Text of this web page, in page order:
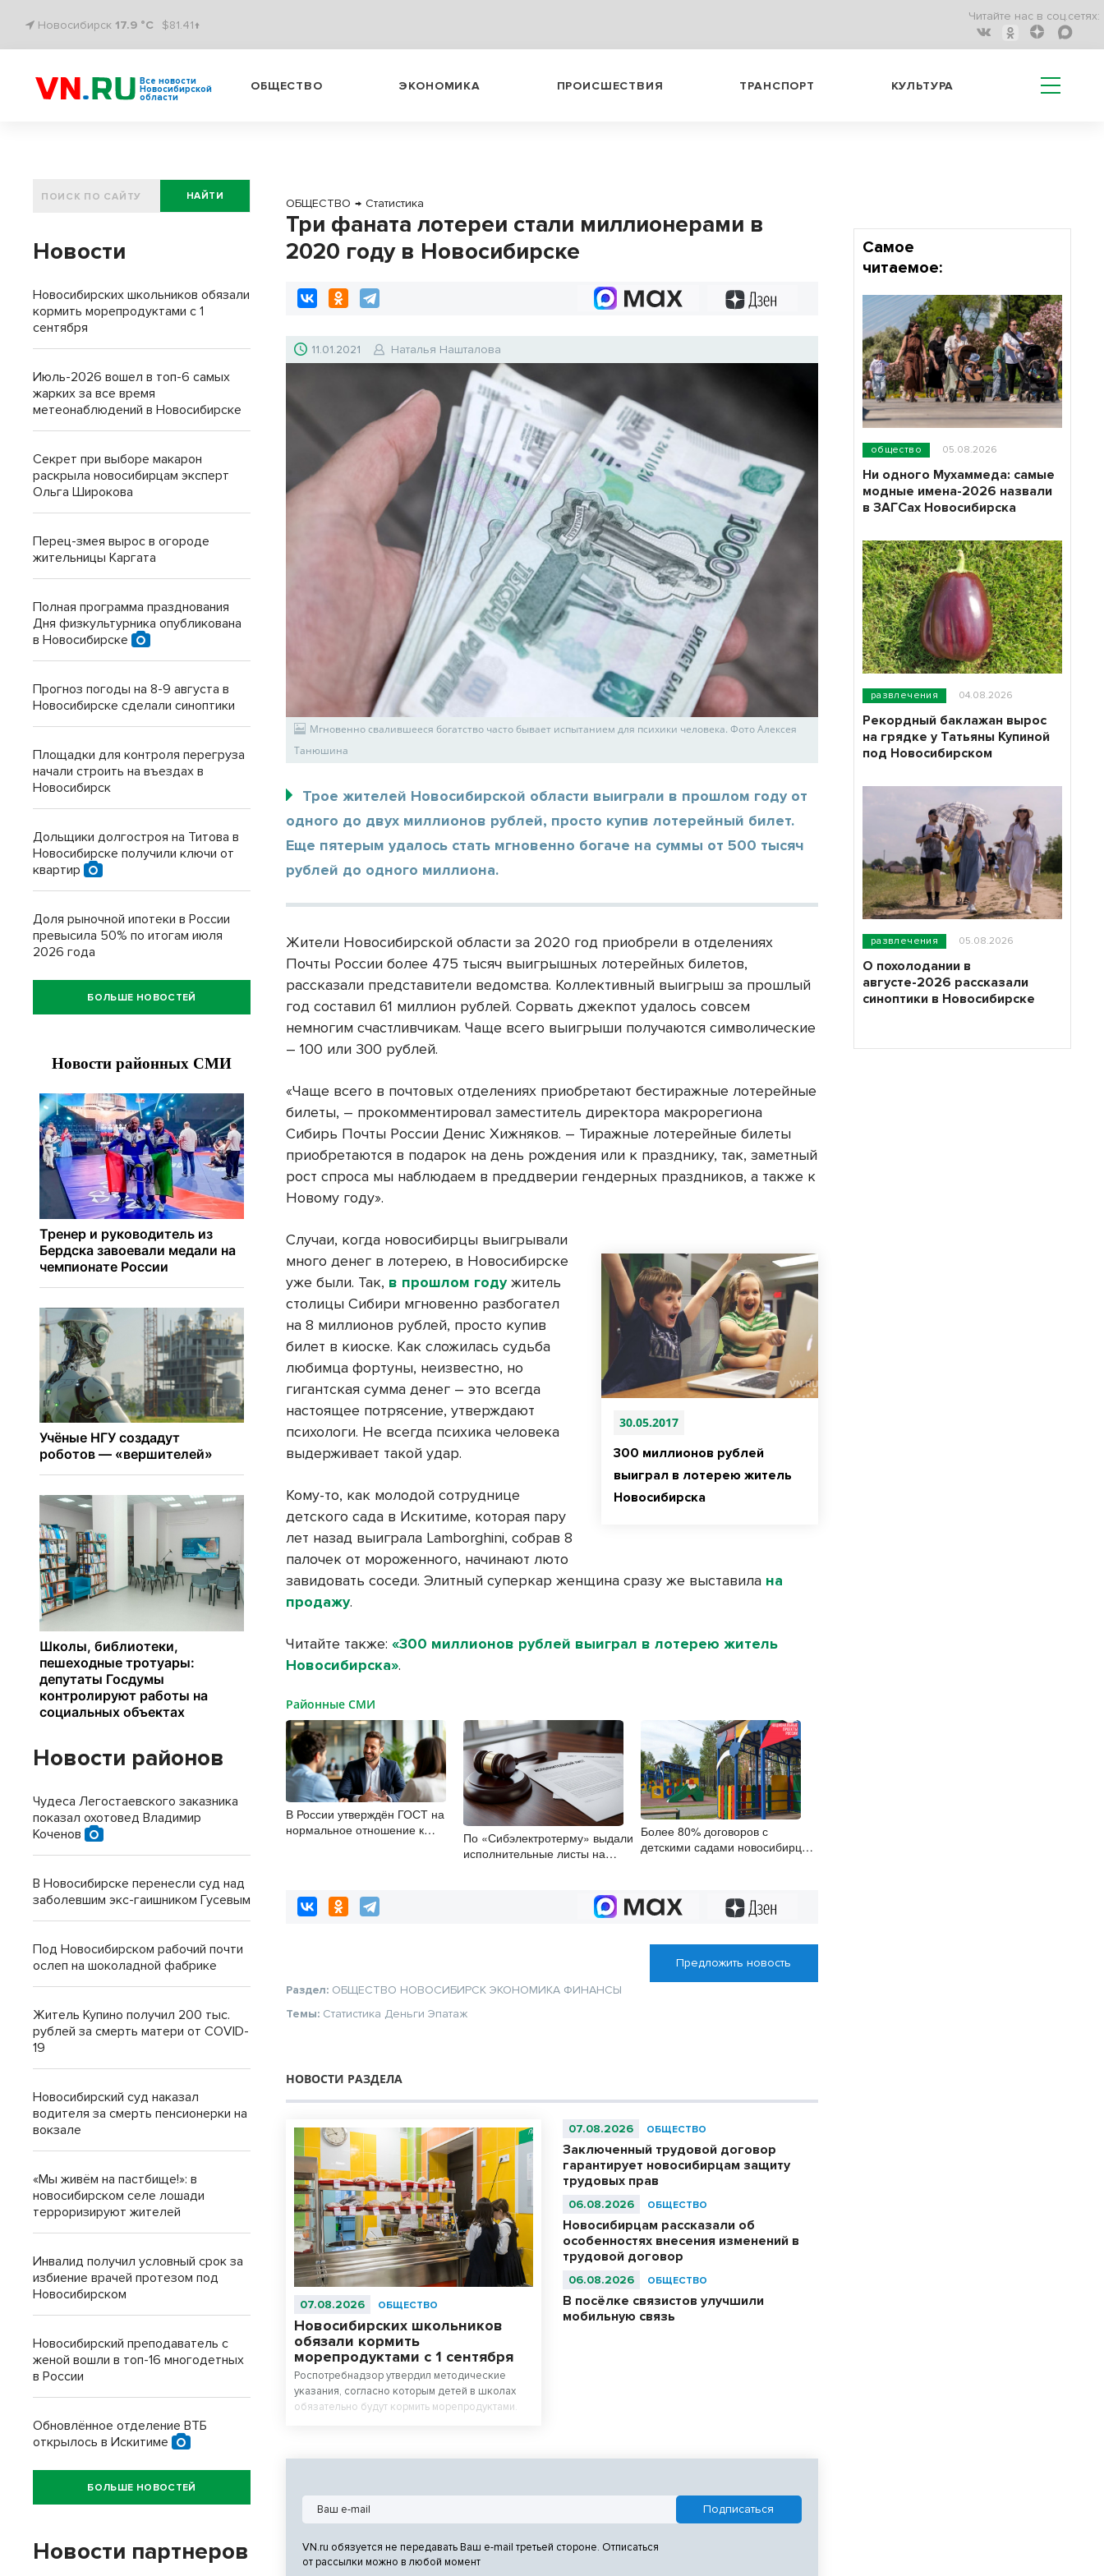
Новосибирск 17.9 °C $81.41↑
Читайте нас в соц.сетях:
Все новости
Новосибирской
области
ОБЩЕСТВО ЭКОНОМИКА ПРОИСШЕСТВИЯ ТРАНСПОРТ КУЛЬТУРА
ОБЩЕСТВО → Статистика
Три фаната лотереи стали миллионерами в
2020 году в Новосибирске
11.01.2021 Наталья Нашталова
Мгновенно свалившееся богатство часто бывает испытанием для психики человека. Фото Алексея
Танюшина
Трое жителей Новосибирской области выиграли в прошлом году от
одного до двух миллионов рублей, просто купив лотерейный билет.
Еще пятерым удалось стать мгновенно богаче на суммы от 500 тысяч
рублей до одного миллиона.
Жители Новосибирской области за 2020 год приобрели в отделениях
Почты России более 475 тысяч выигрышных лотерейных билетов,
рассказали представители ведомства. Коллективный выигрыш за прошлый
год составил 61 миллион рублей. Сорвать джекпот удалось совсем
немногим счастливчикам. Чаще всего выигрыши получаются символические
– 100 или 300 рублей.
«Чаще всего в почтовых отделениях приобретают бестиражные лотерейные
билеты, – прокомментировал заместитель директора макрорегиона
Сибирь Почты России Денис Хижняков. – Тиражные лотерейные билеты
приобретаются в подарок на день рождения или к празднику, так, заметный
рост спроса мы наблюдаем в преддверии гендерных праздников, а также к
Новому году».
30.05.2017
300 миллионов рублей
выиграл в лотерею житель
Новосибирска
Случаи, когда новосибирцы выигрывали
много денег в лотерею, в Новосибирске
уже были. Так, в прошлом годужитель
столицы Сибири мгновенно разбогател
на 8 миллионов рублей, просто купив
билет в киоске. Как сложилась судьба
любимца фортуны, неизвестно, но
гигантская сумма денег – это всегда
настоящее потрясение, утверждают
психологи. Не всегда психика человека
выдерживает такой удар.
Кому-то, как молодой сотруднице
детского сада в Искитиме, которая пару
лет назад выиграла Lamborghini, собрав 8
палочек от мороженного, начинают люто
завидовать соседи. Элитный суперкар женщина сразу же выставила на
продажу.
Читайте также:«300 миллионов рублей выиграл в лотерею житель
Новосибирска».
Районные СМИ
В России утверждён ГОСТ на
нормальное отношение к
По «Сибэлектротерму» выдали
исполнительные листы на
Более 80% договоров с
детскими садами новосибирцы
Предложить новость
Раздел: ОБЩЕСТВО НОВОСИБИРСК ЭКОНОМИКА ФИНАНСЫ
Темы: Статистика Деньги Эпатаж
НОВОСТИ РАЗДЕЛА
07.08.2026 ОБЩЕСТВО
Новосибирских школьников
обязали кормить
морепродуктами с 1 сентября
Роспотребнадзор утвердил методические
указания, согласно которым детей в школах
обязательно будут кормить морепродуктами.
07.08.2026 ОБЩЕСТВО
Заключенный трудовой договор
гарантирует новосибирцам защиту
трудовых прав
06.08.2026 ОБЩЕСТВО
Новосибирцам рассказали об
особенностях внесения изменений в
трудовой договор
06.08.2026 ОБЩЕСТВО
В посёлке связистов улучшили
мобильную связь
VN.ru обязуется не передавать Ваш e-mail третьей стороне. Отписаться
от рассылки можно в любой момент
НАЙТИ
Новости
Новосибирских школьников обязали
кормить морепродуктами с 1
сентября
Июль-2026 вошел в топ-6 самых
жарких за все время
метеонаблюдений в Новосибирске
Секрет при выборе макарон
раскрыла новосибирцам эксперт
Ольга Широкова
Перец-змея вырос в огороде
жительницы Каргата
Полная программа празднования
Дня физкультурника опубликована
в Новосибирске
Прогноз погоды на 8-9 августа в
Новосибирске сделали синоптики
Площадки для контроля перегруза
начали строить на въездах в
Новосибирск
Дольщики долгостроя на Титова в
Новосибирске получили ключи от
квартир
Доля рыночной ипотеки в России
превысила 50% по итогам июля
2026 года
БОЛЬШЕ НОВОСТЕЙ
Новости районов
Чудеса Легостаевского заказника
показал охотовед Владимир
Коченов
В Новосибирске перенесли суд над
заболевшим экс-гаишником Гусевым
Под Новосибирском рабочий почти
ослеп на шоколадной фабрике
Житель Купино получил 200 тыс.
рублей за смерть матери от COVID-
19
Новосибирский суд наказал
водителя за смерть пенсионерки на
вокзале
«Мы живём на пастбище!»: в
новосибирском селе лошади
терроризируют жителей
Инвалид получил условный срок за
избиение врачей протезом под
Новосибирском
Новосибирский преподаватель с
женой вошли в топ-16 многодетных
в России
Обновлённое отделение ВТБ
открылось в Искитиме
БОЛЬШЕ НОВОСТЕЙ
Новости партнеров
Самое
читаемое:
общество 05.08.2026
Ни одного Мухаммеда: самые
модные имена-2026 назвали
в ЗАГСах Новосибирска
развлечения 04.08.2026
Рекордный баклажан вырос
на грядке у Татьяны Купиной
под Новосибирском
развлечения 05.08.2026
О похолодании в
августе-2026 рассказали
синоптики в Новосибирске